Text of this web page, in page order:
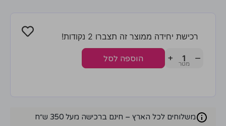
רכישת יחידה ממוצר זה תצברו 2 נקודות!
−
+ הוספה לסל
משלוחים לכל הארץ – חינם ברכישה מעל 350 ש״ח